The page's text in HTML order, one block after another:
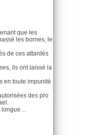
que les
les bornes, le
de ces attardés
ils ont laissé la
en toute impunité
des pro
longue…